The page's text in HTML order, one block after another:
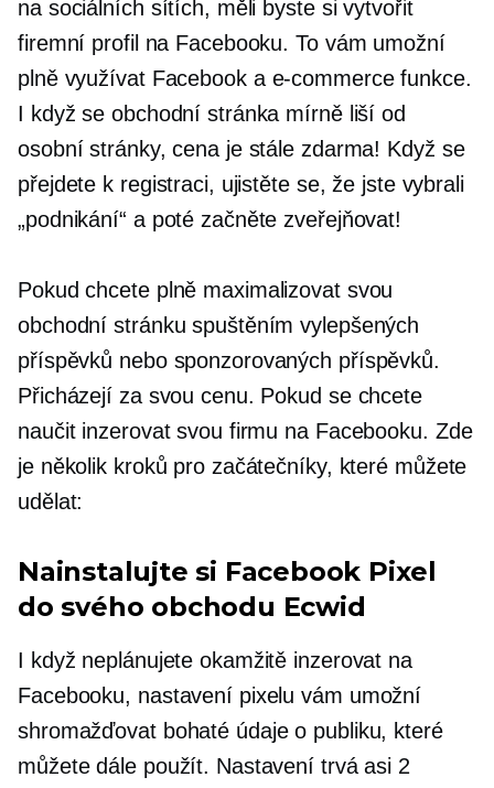
na sociálních sítích, měli byste si vytvořit
firemní profil na Facebooku. To vám umožní
plně využívat Facebook a e-commercefunkce.
I když se obchodní stránka mírně liší od
osobní stránky, cena je stále zdarma! Když se
přejdete k registraci, ujistěte se, že jste vybrali
„podnikání“ a poté začněte zveřejňovat!
Pokud chcete plně maximalizovat svou
obchodní stránku spuštěním vylepšených
příspěvků nebo sponzorovaných příspěvků.
Přicházejí za svou cenu. Pokud se chcete
naučit inzerovat svou firmu na Facebooku. Zde
je několik kroků pro začátečníky, které můžete
udělat:
Nainstalujte si Facebook Pixel
do svého obchodu Ecwid
I když neplánujete okamžitě inzerovat na
Facebooku, nastavení pixelu vám umožní
shromažďovat bohaté údaje o publiku, které
můžete dále použít. Nastavení trvá asi 2